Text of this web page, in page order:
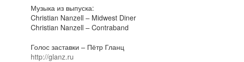
Музыка из выпуска:
Christian Nanzell – Midwest Diner
Christian Nanzell – Contraband
Голос заставки – Пётр Гланц
http://glanz.ru